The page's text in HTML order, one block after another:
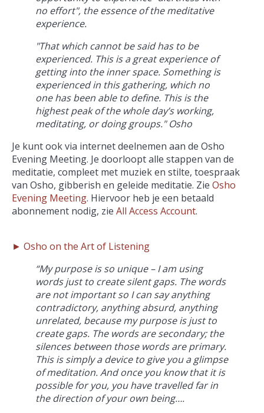
no effort", the essence of the meditative
experience.
"That which cannot be said has to be
experienced. This is a great experience of
getting into the inner space. Something is
experienced in this gathering, which no
one has been able to define. This is the
highest peak of the whole day’s working,
meditating, or doing groups." Osho
Je kunt ook via internet deelnemen aan de Osho
Evening Meeting. Je doorloopt alle stappen van de
meditatie, compleet met muziek en stilte, toespraak
van Osho, gibberish en geleide meditatie. Zie Osho
Evening Meeting. Hiervoor heb je een betaald
abonnement nodig, zie All Access Account.
► Osho on the Art of Listening
“My purpose is so unique – I am using
words just to create silent gaps. The words
are not important so I can say anything
contradictory, anything absurd, anything
unrelated, because my purpose is just to
create gaps. The words are secondary; the
silences between those words are primary.
This is simply a device to give you a glimpse
of meditation. And once you know that it is
possible for you, you have travelled far in
the direction of your own being….